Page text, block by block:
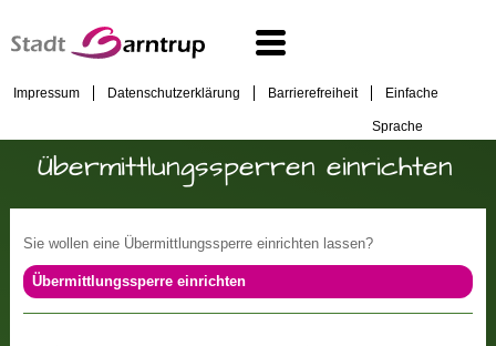
Impressum Datenschutzerklärung Barrierefreiheit Einfache
Sprache
Übermittlungssperren einrichten
Sie wollen eine Übermittlungssperre einrichten lassen?
Übermittlungssperre einrichten